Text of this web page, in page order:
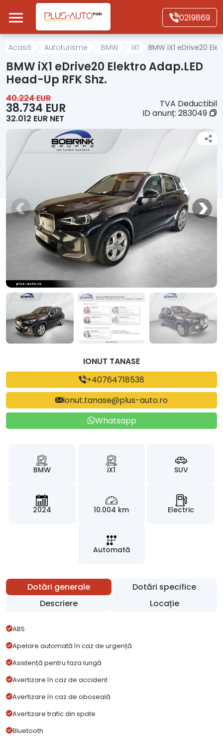
Mergi direct la conținutul principal
0219869
Acasă
Autoturisme
Motociclete
Autoutilitare
Alte tipuri vehicule
Despre Noi
Contact
Acasă Autoturisme BMW iX1 BMW iX1 eDrive20
BMW iX1 eDrive20 Elektro Adap.LED
Head-Up RFK Shz.
40.224 EUR
38.734 EUR
32.012 EUR NET
TVA Deductibil
ID anunț: 283049
IONUT TANASE
+40764718538
ionut.tanase@plus-auto.ro
Whatsapp
BMW iX1 SUV
2024 10.004 km Electric
Automată
Dotări generale
Dotări specifice
Descriere
Locație
ABS
Apelare automată în caz de urgență
Asistență pentru faza lungă
Avertizare în caz de accident
Avertizare în caz de oboseală
Avertizare trafic din spate
Bluetooth